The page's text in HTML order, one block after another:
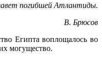
погибшей Атлантиды.
В. Брюсов
Египта воплощалось во
могущество.